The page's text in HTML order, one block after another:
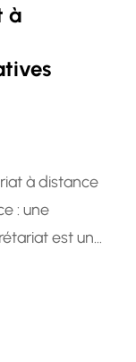
à
à distance
: une
est un